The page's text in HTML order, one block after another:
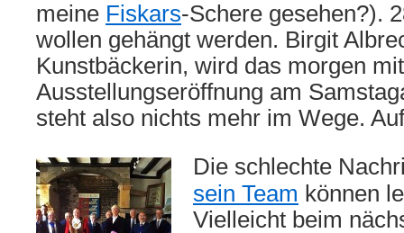
meine Fiskars-Schere gesehen?).
wollen gehängt werden. Birgit
Kunstbäckerin, wird das morgen
Ausstellungseröffnung am
steht also nichts mehr im Wege.
Die schlechte
sein Team können
Vielleicht beim